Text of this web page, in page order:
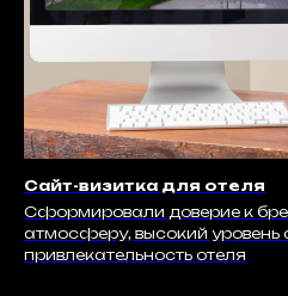
Сайт-визитка для отеля
Сформировали доверие к
атмосферу, высокий уровень
привлекательность отеля